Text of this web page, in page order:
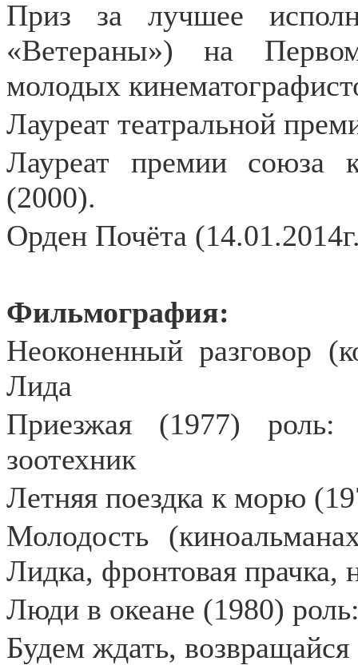
Приз за лучшее
«Ветераны») на
молодых
Лауреат театральной
Лауреат премии союза
(2000).
Орден Почёта
Фильмография:
Неоконенный разговор
Лида
Приезжая (1977) роль:
зоотехник
Летняя поездка к морю
Молодость
Лидка, фронтовая прачка,
Люди в океане (1980)
Будем ждать,